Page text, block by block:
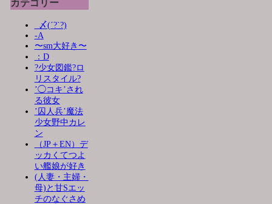
カテゴリー
_〆(´?`?)
-A
〜sm大好き〜
：D
?少女図鑑?ロ
リスタイル?
’◯コキ’され
る彼女
’囚人兵’魔法
少女野中カレ
ン
（JP＋EN）デ
ッカくてつよ
い艦娘が好き
(人妻・主婦・
母)と甘Sエッ
チのなぐさめ